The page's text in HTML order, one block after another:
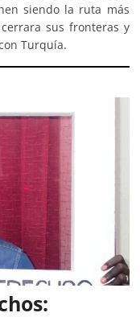
siendo la ruta más
sus fronteras y
Turquía.